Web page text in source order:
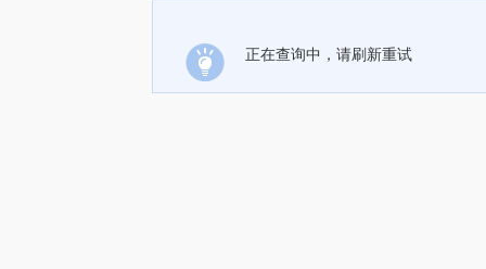
正在查询中，请刷新重试